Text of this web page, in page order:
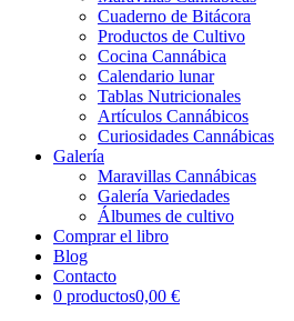
Cuaderno de Bitácora
Productos de Cultivo
Cocina Cannábica
Calendario lunar
Tablas Nutricionales
Artículos Cannábicos
Curiosidades Cannábicas
Galería
Maravillas Cannábicas
Galería Variedades
Álbumes de cultivo
Comprar el libro
Blog
Contacto
0 productos0,00 €